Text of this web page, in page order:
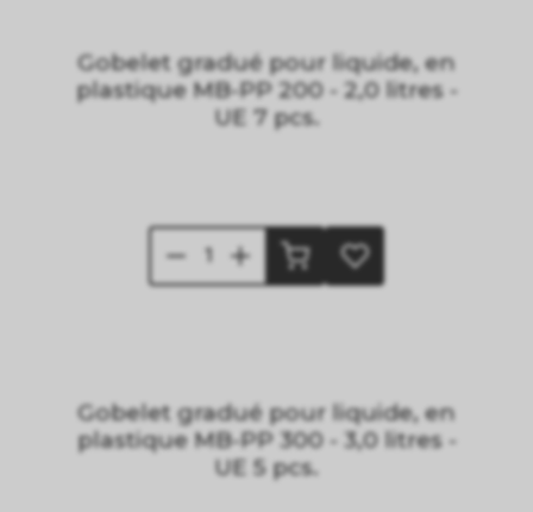
Gobelet gradué pour liquide, en
plastique MB-PP 200 - 2,0 litres -
UE 7 pcs.
Gobelet gradué pour liquide, en
plastique MB-PP 300 - 3,0 litres -
UE 5 pcs.